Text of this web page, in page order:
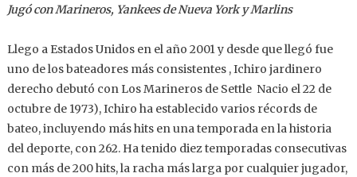
Jugó con Marineros, Yankees de Nueva York y Marlins
Llego a Estados Unidos en el año 2001 y desde que llegó fue
uno de los bateadores más consistentes , Ichiro jardinero
derecho debutó con Los Marineros de Settle Nacio el 22 de
octubre de 1973), Ichiro ha establecido varios récords de
bateo, incluyendo más hits en una temporada en la historia
del deporte, con 262. Ha tenido diez temporadas consecutivas
con más de 200 hits, la racha más larga por cualquier jugador,